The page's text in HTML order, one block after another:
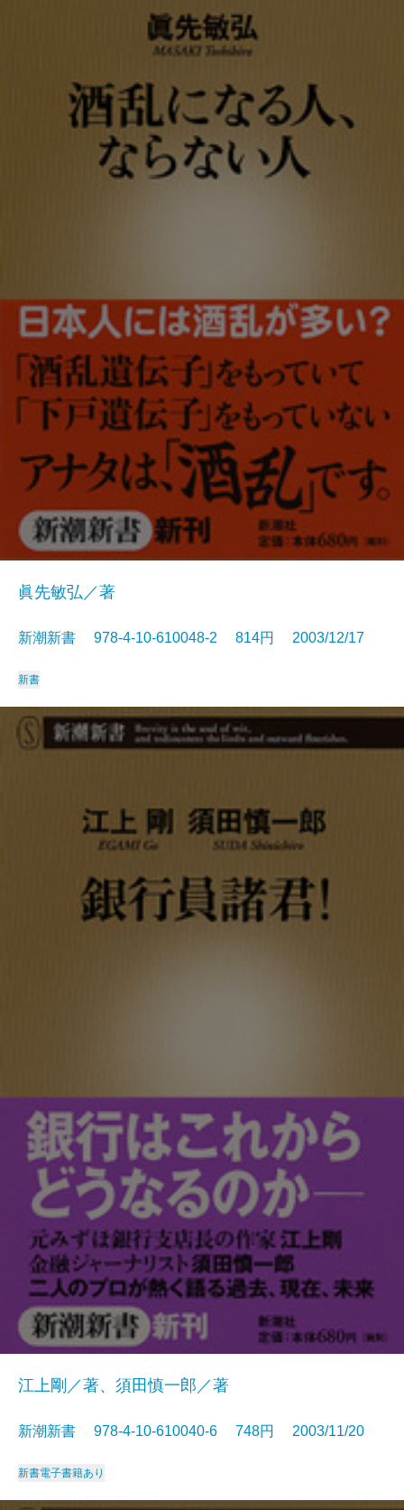
眞先敏弘／著
新潮新書 978-4-10-610048-2 814円 2003/12/17
新書
江上剛／著、須田慎一郎／著
新潮新書 978-4-10-610040-6 748円 2003/11/20
新書電子書籍あり